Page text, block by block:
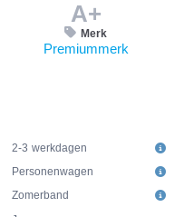
A+
Merk
Premiummerk
2-3 werkdagen
Personenwagen
Zomerband